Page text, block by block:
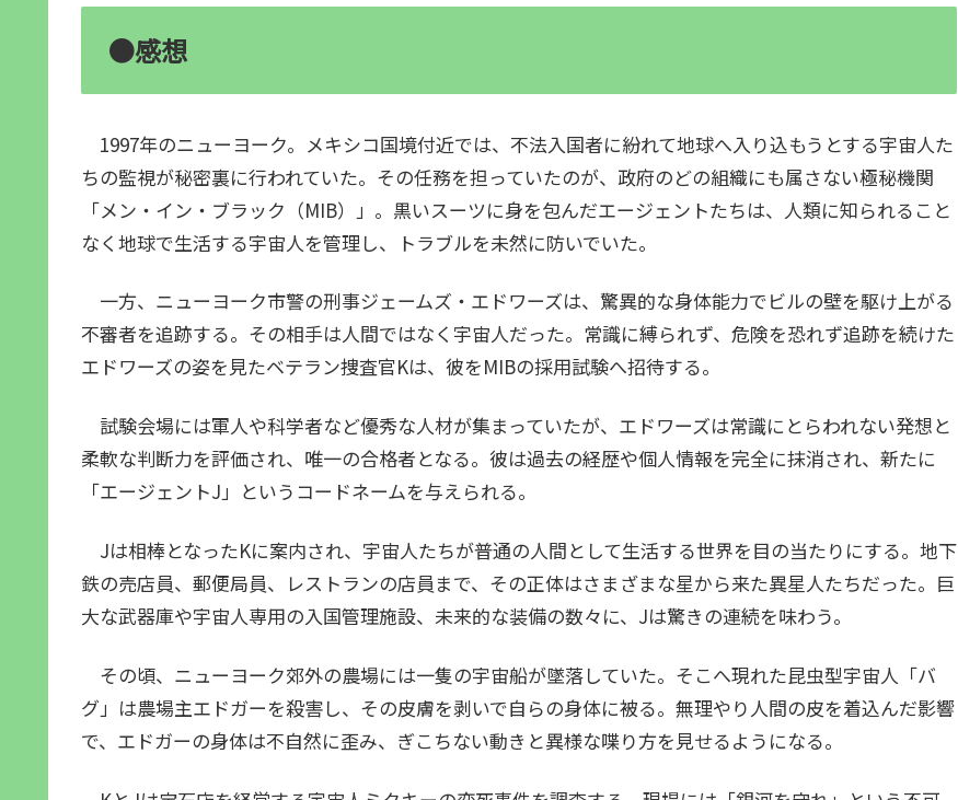
●感想
1997年のニューヨーク。メキシコ国境付近では、不法入国者に紛れて地球へ入り込もうとする宇宙人た
ちの監視が秘密裏に行われていた。その任務を担っていたのが、政府のどの組織にも属さない極秘機関
「メン・イン・ブラック（MIB）」。黒いスーツに身を包んだエージェントたちは、人類に知られること
なく地球で生活する宇宙人を管理し、トラブルを未然に防いでいた。
一方、ニューヨーク市警の刑事ジェームズ・エドワーズは、驚異的な身体能力でビルの壁を駆け上がる
不審者を追跡する。その相手は人間ではなく宇宙人だった。常識に縛られず、危険を恐れず追跡を続けた
エドワーズの姿を見たベテラン捜査官Kは、彼をMIBの採用試験へ招待する。
試験会場には軍人や科学者など優秀な人材が集まっていたが、エドワーズは常識にとらわれない発想と
柔軟な判断力を評価され、唯一の合格者となる。彼は過去の経歴や個人情報を完全に抹消され、新たに
「エージェントJ」というコードネームを与えられる。
Jは相棒となったKに案内され、宇宙人たちが普通の人間として生活する世界を目の当たりにする。地下
鉄の売店員、郵便局員、レストランの店員まで、その正体はさまざまな星から来た異星人たちだった。巨
大な武器庫や宇宙人専用の入国管理施設、未来的な装備の数々に、Jは驚きの連続を味わう。
その頃、ニューヨーク郊外の農場には一隻の宇宙船が墜落していた。そこへ現れた昆虫型宇宙人「バ
グ」は農場主エドガーを殺害し、その皮膚を剥いで自らの身体に被る。無理やり人間の皮を着込んだ影響
で、エドガーの身体は不自然に歪み、ぎこちない動きと異様な喋り方を見せるようになる。